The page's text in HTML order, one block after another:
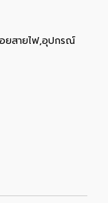
ยสายไฟ,อุปกรณ์